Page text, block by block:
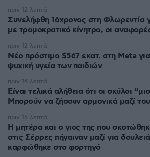
Συνελήφθη 16χρονος στη Φλωρεντία
με τρομοκρατικό κίνητρο, οι
πριν 12 λεπτά
Νέο πρόστιμο $567 εκατ. στη Meta
ψυχική υγεία των παιδιών
πριν 12 λεπτά
Είναι τελικά αλήθεια ότι οι σκύλοι
Μπορούν να ζήσουν αρμονικά μαζί
πριν 14 λεπτά
Η μητέρα και ο γιος της που
στις Σέρρες πήγαιναν μαζί για
καρφώθηκε στο φορτηγό
πριν 16 λεπτά